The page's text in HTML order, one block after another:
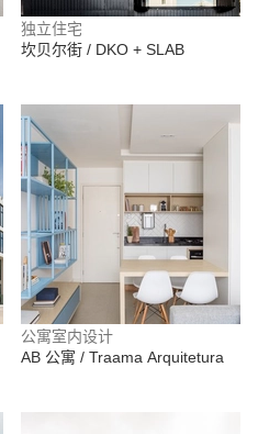
独立住宅
坎贝尔街 / DKO + SLAB
公寓室内设计
AB 公寓 / Traama Arquitetura